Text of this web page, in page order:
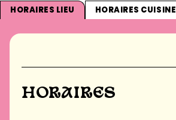
HORAIRES LIEU HORAIRES CUISINE
HORAIRES